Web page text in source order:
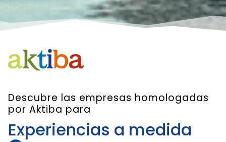
Descubre las empresas homologadas
por Aktiba para
Experiencias a medida